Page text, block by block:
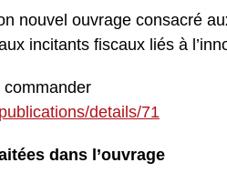
nouvel ouvrage consacré
incitants fiscaux liés à
details/71
dans l’ouvrage